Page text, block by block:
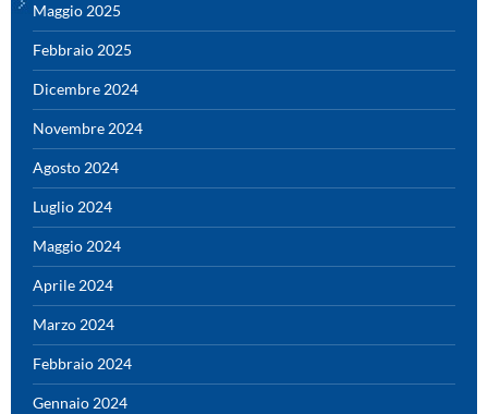
Maggio 2025
Febbraio 2025
Dicembre 2024
Novembre 2024
Agosto 2024
Luglio 2024
Maggio 2024
Aprile 2024
Marzo 2024
Febbraio 2024
Gennaio 2024